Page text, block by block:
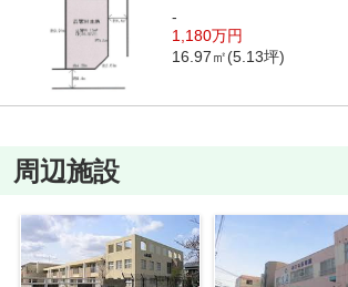
-
1,180万円
16.97㎡(5.13坪)
周辺施設